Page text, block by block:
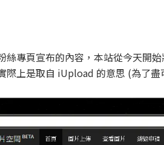
絲專頁宣布的內容，本站從今天開
際上是取自 iUpload 的意思 (為了盡